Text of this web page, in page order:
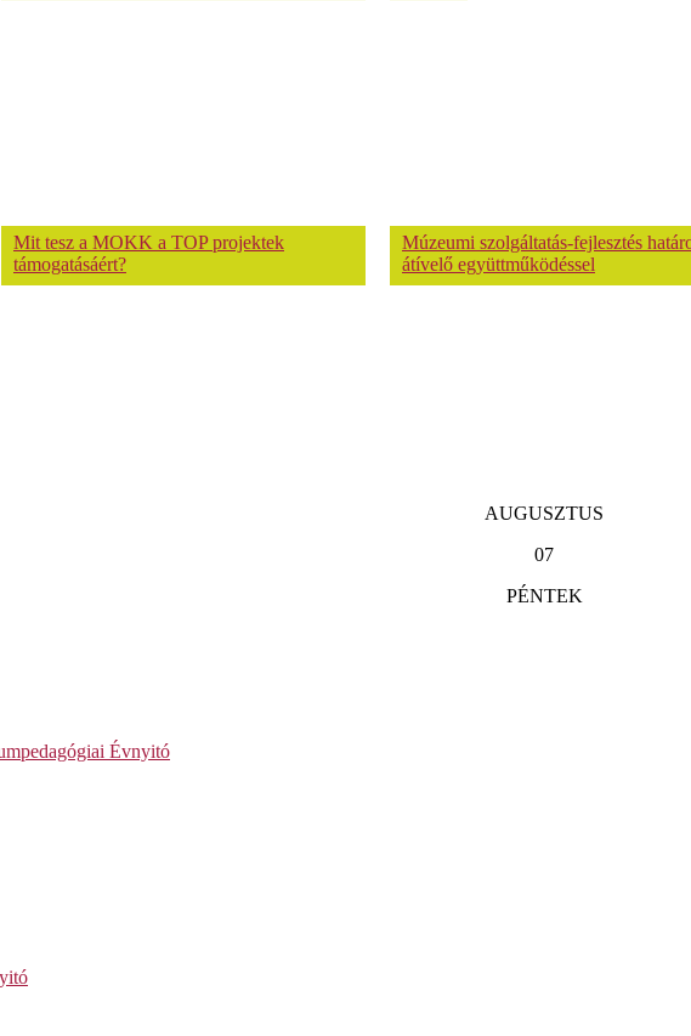
Mit tesz a MOKK a TOP projektek
támogatásáért?
Múzeumi szolgáltatás-fejlesztés
átívelő együttműködéssel
AUGUSZTUS
07
PÉNTEK
Évnyitó